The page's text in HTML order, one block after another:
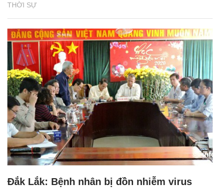
THỜI SỰ
Đắk Lắk: Bệnh nhân bị đồn nhiễm virus